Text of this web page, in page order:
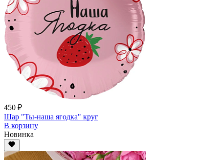
450 ₽
Шар "Ты-наша ягодка" круг
В корзину
Новинка